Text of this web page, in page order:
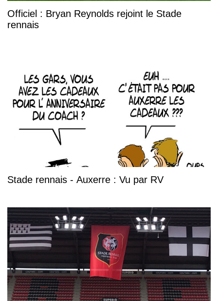
Officiel : Bryan Reynolds rejoint le Stade
rennais
Stade rennais - Auxerre : Vu par RV